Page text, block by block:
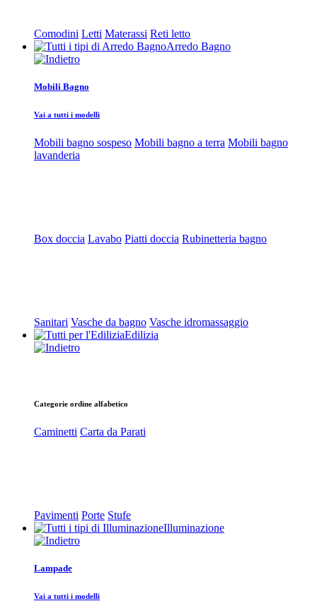
Comodini Letti Materassi Reti letto
Arredo Bagno
Mobili Bagno
Vai a tutti i modelli
Mobili bagno sospeso Mobili bagno a terra Mobili bagno
lavanderia
Box doccia Lavabo Piatti doccia Rubinetteria bagno
Sanitari Vasche da bagno Vasche idromassaggio
Edilizia
Categorie ordine alfabetico
Caminetti Carta da Parati
Pavimenti Porte Stufe
Illuminazione
Lampade
Vai a tutti i modelli